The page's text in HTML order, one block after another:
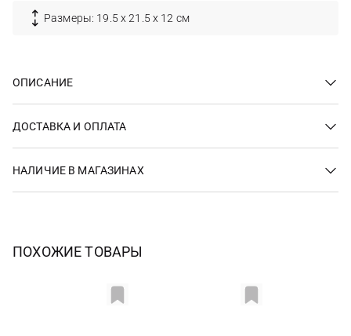
Размеры: 19.5 х 21.5 х 12 см
ОПИСАНИЕ
ДОСТАВКА И ОПЛАТА
НАЛИЧИЕ В МАГАЗИНАХ
ПОХОЖИЕ ТОВАРЫ